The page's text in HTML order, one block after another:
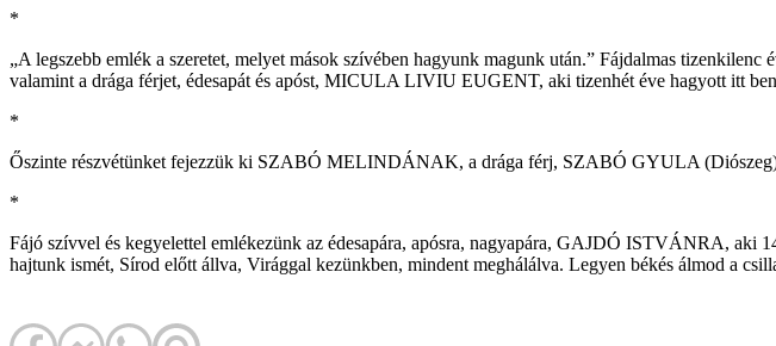
*
„A legszebb emlék a szeretet, melyet mások szívében hagyunk magunk után.” Fájdalmas
valamint a drága férjet, édesapát és apóst, MICULA LIVIU EUGENT, aki tizenhét éve hagyott itt
*
Őszinte részvétünket fejezzük ki SZABÓ MELINDÁNAK, a drága férj, SZABÓ GYULA (Diószeg)
*
Fájó szívvel és kegyelettel emlékezünk az édesapára, apósra, nagyapára, GAJDÓ ISTVÁNRA, aki
hajtunk ismét, Sírod előtt állva, Virággal kezünkben, mindent meghálálva. Legyen békés álmod a